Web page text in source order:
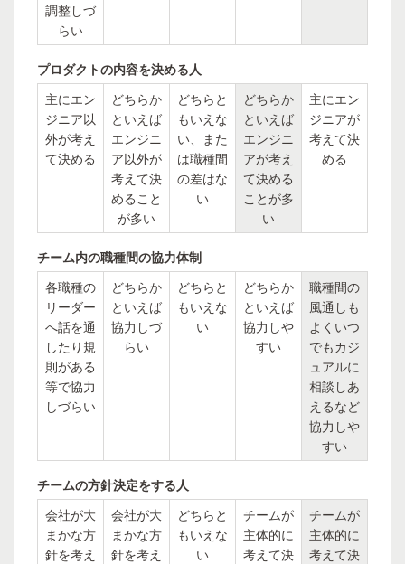
調整しづ
らい
プロダクトの内容を決める人
主にエン
ジニア以
外が考え
て決める
どちらか
といえば
エンジニ
ア以外が
考えて決
めること
が多い
どちらと
もいえな
い、また
は職種間
の差はな
い
どちらか
といえば
エンジニ
アが考え
て決める
ことが多
い
主にエン
ジニアが
考えて決
める
チーム内の職種間の協力体制
各職種の
リーダー
へ話を通
したり規
則がある
等で協力
しづらい
どちらか
といえば
協力しづ
らい
どちらと
もいえな
い
どちらか
といえば
協力しや
すい
職種間の
風通しも
よくいつ
でもカジ
ュアルに
相談しあ
えるなど
協力しや
すい
チームの方針決定をする人
会社が大
まかな方
針を考え
会社が大
まかな方
針を考え
どちらと
もいえな
い
チームが
主体的に
考えて決
チームが
主体的に
考えて決